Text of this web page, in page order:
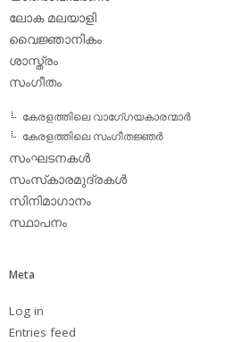
ലോക മലയാളി
വൈജ്ഞാനികം
ശാസ്ത്രം
സംഗീതം
കേരളത്തിലെ വാഗേ്ഗയകാരന്മാര്‍
കേരളത്തിലെ സംഗീതജ്ഞര്‍
സംഘടനകള്‍
സംസ്‌കാരമുദ്രകള്‍
സിനിമാഗാനം
സ്ഥാപനം
Meta
Log in
Entries feed